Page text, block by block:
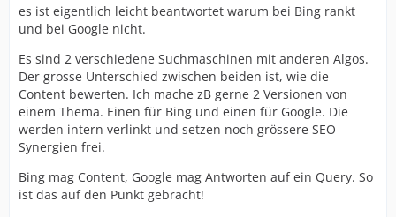
es ist eigentlich leicht beantwortet warum bei Bing rankt
und bei Google nicht.
Es sind 2 verschiedene Suchmaschinen mit anderen Algos.
Der grosse Unterschied zwischen beiden ist, wie die
Content bewerten. Ich mache zB gerne 2 Versionen von
einem Thema. Einen für Bing und einen für Google. Die
werden intern verlinkt und setzen noch grössere SEO
Synergien frei.
Bing mag Content, Google mag Antworten auf ein Query. So
ist das auf den Punkt gebracht!